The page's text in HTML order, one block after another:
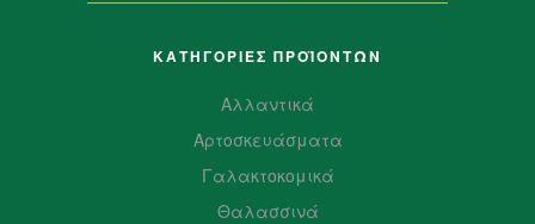
ΚΑΤΗΓΟΡΙΕΣ ΠΡΟΪΌΝΤΩΝ
Αλλαντικά
Αρτοσκευάσματα
Γαλακτοκομικά
Θαλασσινά